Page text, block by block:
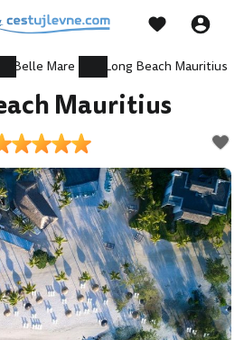
Belle Mare Long Beach Mauritius
Mauritius